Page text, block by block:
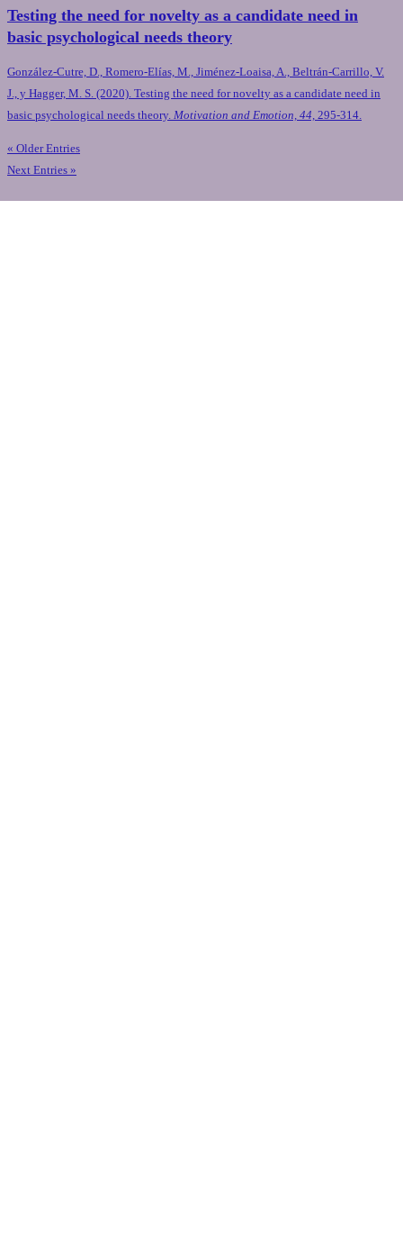
Testing the need for novelty as a candidate need in
basic psychological needs theory
González-Cutre, D., Romero-Elías, M., Jiménez-Loaisa, A., Beltrán-Carrillo, V.
J., y Hagger, M. S. (2020). Testing the need for novelty as a candidate need in
basic psychological needs theory. Motivation and Emotion, 44, 295-314.
« Older Entries
Next Entries »